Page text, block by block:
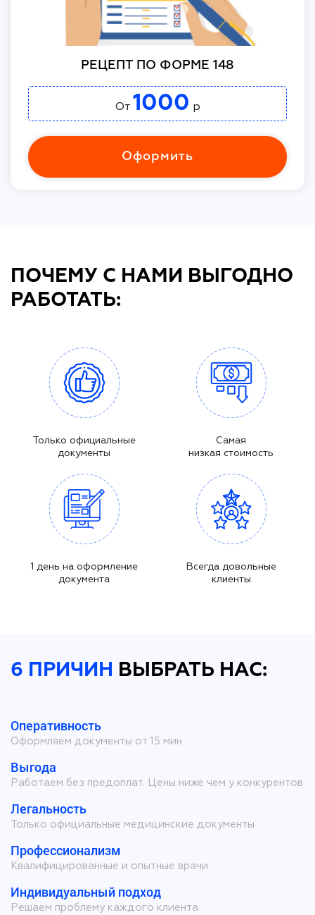
РЕЦЕПТ ПО ФОРМЕ 148
От 1000 р
Оформить
ПОЧЕМУ С НАМИ ВЫГОДНО
РАБОТАТЬ:
Только официальные
документы
Самая
низкая стоимость
1 день на оформление
документа
Всегда довольные
клиенты
6 ПРИЧИН ВЫБРАТЬ НАС:
Оперативность
Оформляем документы от 15 мин
Выгода
Работаем без предоплат. Цены ниже чем у конкурентов
Легальность
Только официальные медицинские документы
Профессионализм
Квалифицированные и опытные врачи
Индивидуальный подход
Решаем проблему каждого клиента